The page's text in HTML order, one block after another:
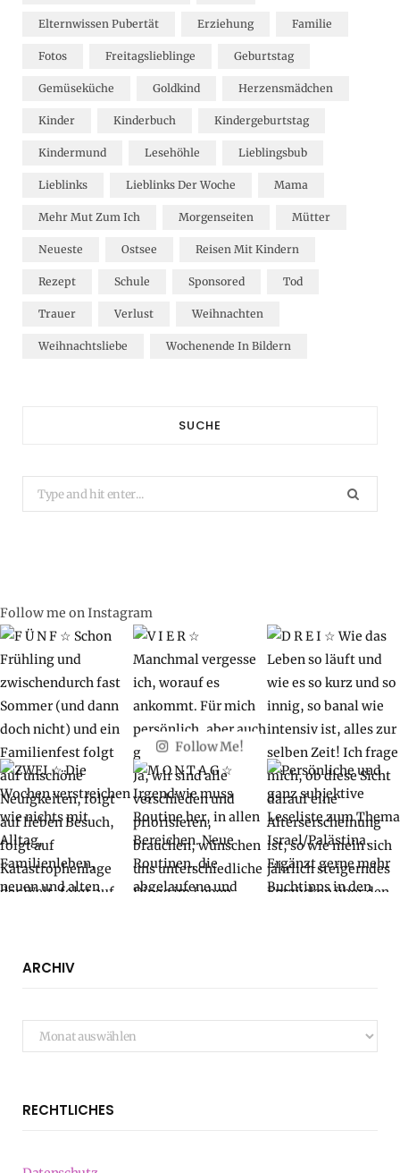
Elternwissen Pubertät Erziehung Familie
Fotos Freitagslieblinge Geburtstag
Gemüseküche Goldkind Herzensmädchen
Kinder Kinderbuch Kindergeburtstag
Kindermund Lesehöhle Lieblingsbub
Lieblinks Lieblinks Der Woche Mama
Mehr Mut Zum Ich Morgenseiten Mütter
Neueste Ostsee Reisen Mit Kindern
Rezept Schule Sponsored Tod
Trauer Verlust Weihnachten
Weihnachtsliebe Wochenende In Bildern
SUCHE
Search
for:
Follow me on Instagram
Follow Me!
ARCHIV
Archiv
RECHTLICHES